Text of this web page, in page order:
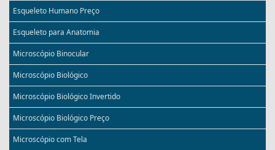
Esqueleto Humano Preço
Esqueleto para Anatomia
Microscópio Binocular
Microscópio Biológico
Microscópio Biológico Invertido
Microscópio Biológico Preço
Microscópio com Tela